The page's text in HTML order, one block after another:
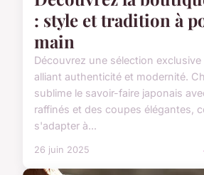
: style et tradition à
main
Découvrez une sélection
alliant authenticité et modernité.
sublime le savoir-faire japonais
raffinés et des coupes élégantes,
s'adapter à...
26 juin 2025